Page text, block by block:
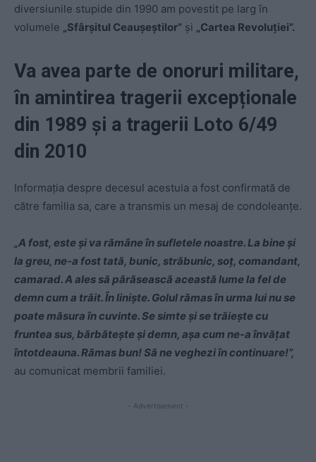
diversiunile stupide din 1990 am povestit pe larg în
volumele „Sfârșitul Ceaușeștilor” și „Cartea Revoluției”.
Va avea parte de onoruri militare,
în amintirea tragerii excepționale
din 1989 și a tragerii Loto 6/49
din 2010
Informația despre decesul acestuia a fost confirmată de
către familia sa, care a transmis un mesaj de condoleanțe.
„A fost, este şi va rămâne în sufletele noastre. La bine şi
la greu, ne-a fost tată, bunic, străbunic, soț, comandant,
camarad. A ales să părăsească această lume la fel de
demn cum a trăit. În linişte. Golul rămas în urma lui nu se
poate măsura în cuvinte. Se simte şi se trăieşte cu
fruntea sus, bărbăteşte şi demn, aşa cum ne-a învățat
întotdeauna. Rămas bun! Să ne veghezi în continuare!”,
au comunicat membrii familiei.
- Advertisement -